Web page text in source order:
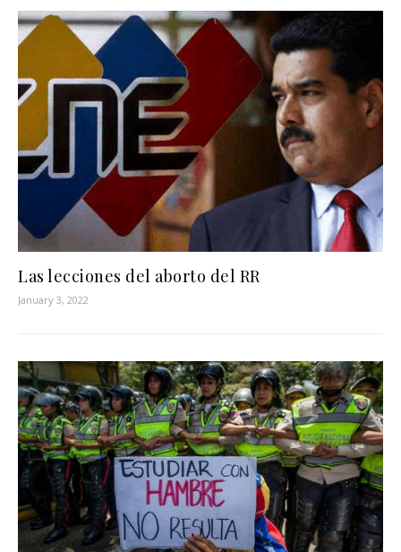
Las lecciones del aborto del RR
January 3, 2022